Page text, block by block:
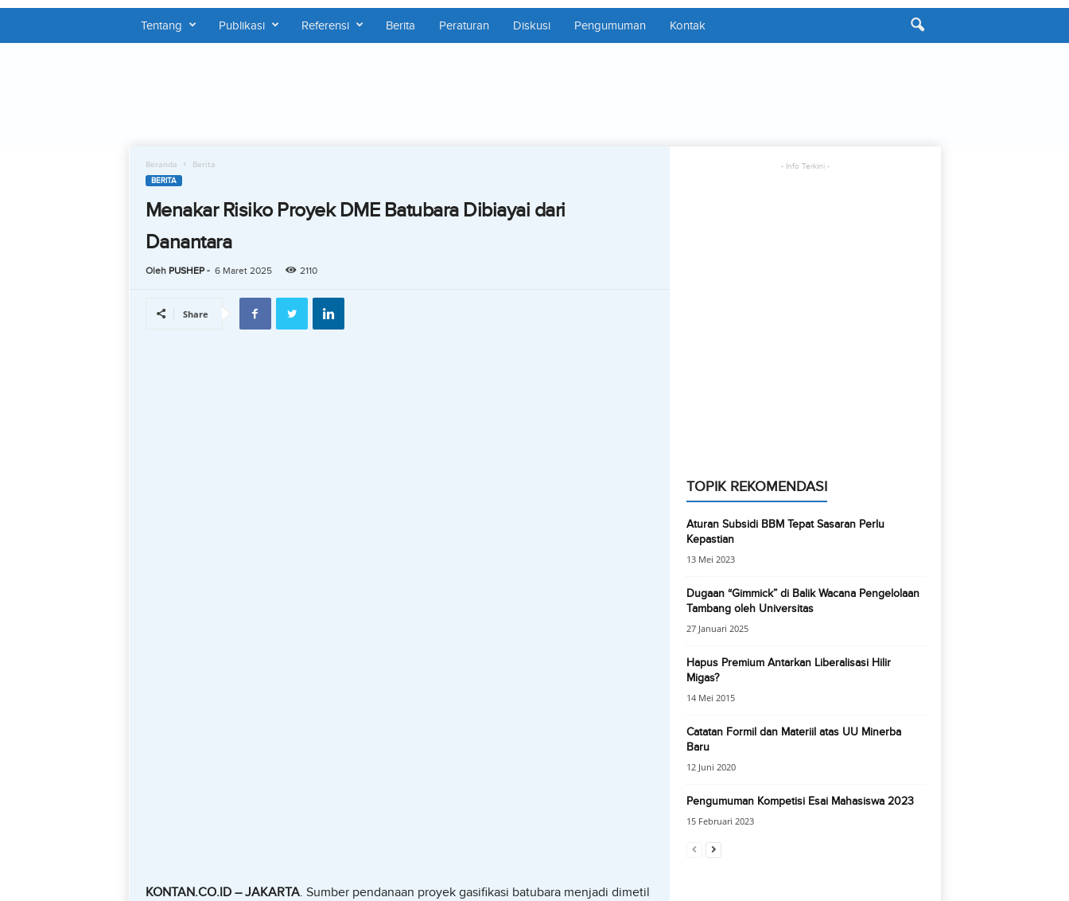
Tentang Publikasi Referensi Berita Peraturan Diskusi Pengumuman Kontak
Beranda Berita
BERITA
Menakar Risiko Proyek DME Batubara Dibiayai dari
Danantara
Oleh PUSHEP- 6 Maret 2025 2110
Share
KONTAN.CO.ID – JAKARTA. Sumber pendanaan proyek gasifikasi batubara menjadi dimetil
- Info Terkini -
TOPIK REKOMENDASI
Aturan Subsidi BBM Tepat Sasaran Perlu
Kepastian
13 Mei 2023
Dugaan “Gimmick” di Balik Wacana Pengelolaan
Tambang oleh Universitas
27 Januari 2025
Hapus Premium Antarkan Liberalisasi Hilir
Migas?
14 Mei 2015
Catatan Formil dan Materiil atas UU Minerba
Baru
12 Juni 2020
Pengumuman Kompetisi Esai Mahasiswa 2023
15 Februari 2023